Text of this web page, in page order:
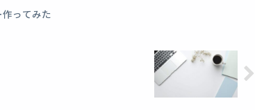
ってみた